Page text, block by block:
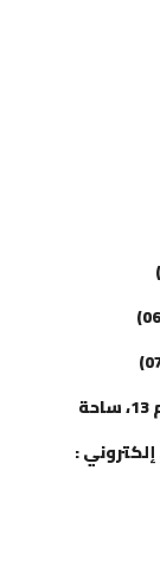
بلبريس، رقم 6، زنقة بيروت، الطابق الرابع، رقم 13، ساحة
هاتف : 0530285088 ، بريد إلكتروني :